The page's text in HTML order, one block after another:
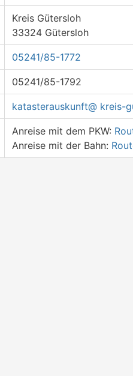
Kreis Gütersloh
33324 Gütersloh
05241/85-1772
05241/85-1792
katasterauskunft@ kreis-
Anreise mit dem PKW:
Anreise mit der Bahn: